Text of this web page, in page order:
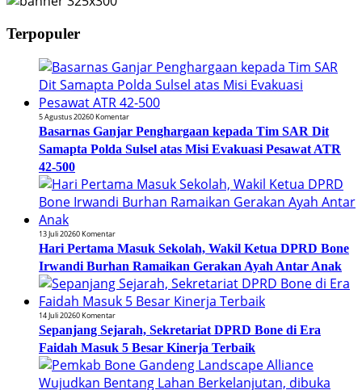
Terpopuler
5 Agustus 20260 Komentar
Basarnas Ganjar Penghargaan kepada Tim SAR Dit
Samapta Polda Sulsel atas Misi Evakuasi Pesawat ATR
42-500
13 Juli 20260 Komentar
Hari Pertama Masuk Sekolah, Wakil Ketua DPRD Bone
Irwandi Burhan Ramaikan Gerakan Ayah Antar Anak
14 Juli 20260 Komentar
Sepanjang Sejarah, Sekretariat DPRD Bone di Era
Faidah Masuk 5 Besar Kinerja Terbaik